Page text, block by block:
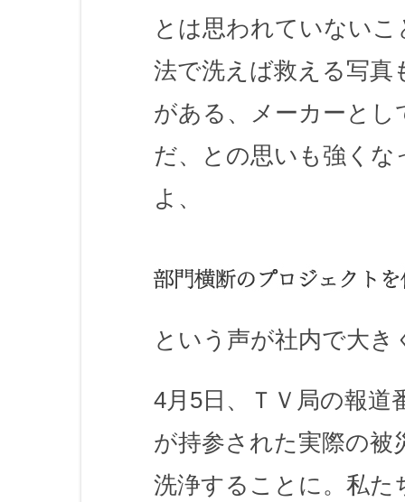
とは思われていない
法で洗えば救える写真
がある、メーカーと
だ、との思いも強く
よ、
という声が社内で大
4月5日、ＴＶ局の報道
が持参された実際の被
洗浄することに。私た